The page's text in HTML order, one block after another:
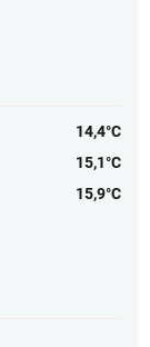
14,4°C
15,1°C
15,9°C